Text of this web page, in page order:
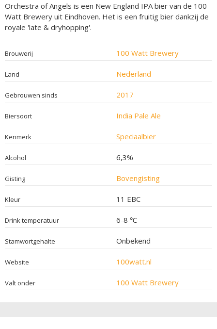
Orchestra of Angels is een New England IPA bier van de 100
Watt Brewery uit Eindhoven. Het is een fruitig bier dankzij de
royale 'late & dryhopping'.
Brouwerij 100 Watt Brewery
Land Nederland
Gebrouwen sinds 2017
Biersoort India Pale Ale
Kenmerk Speciaalbier
Alcohol 6,3%
Gisting Bovengisting
Kleur 11 EBC
Drink temperatuur 6-8 ℃
Stamwortgehalte Onbekend
Website 100watt.nl
Valt onder 100 Watt Brewery